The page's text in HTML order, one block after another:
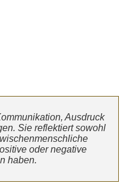
Ausdruck
Sie reflektiert sowohl
oder negative
haben.